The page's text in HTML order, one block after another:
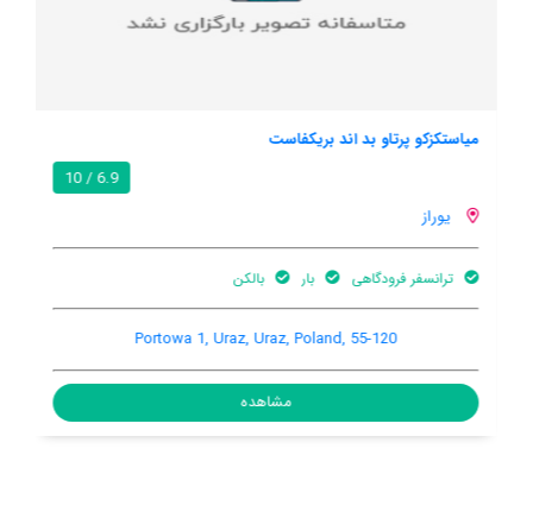
میاستکزکو پرتاو بد اند بریکفاست
6.9 / 10
یوراز
ترانسفر فرودگاهی بار بالکن
Portowa 1, Uraz, Uraz, Poland, 55-120
مشاهده